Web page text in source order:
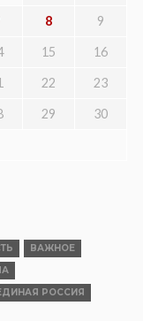
8 9
15 16
22 23
29 30
ВАЖНОЕ
РОССИЯ